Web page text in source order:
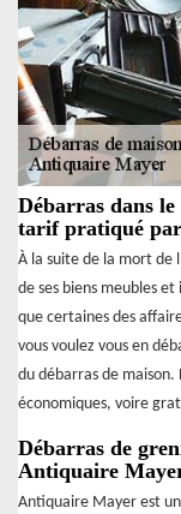
Débarras dans le
tarif pratiqué
À la suite de la mort de
de ses biens meubles
que certaines des
vous voulez vous en
du débarras de maison.
économiques, voire
Débarras de
Antiquaire
Antiquaire Mayer est